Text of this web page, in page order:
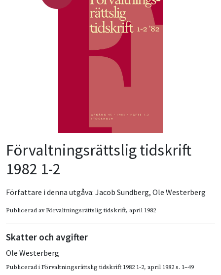
Förvaltningsrättslig tidskrift
1982 1-2
Författare i denna utgåva: Jacob Sundberg, Ole Westerberg
Publicerad avFörvaltningsrättslig tidskrift, april 1982
Skatter och avgifter
Ole Westerberg
Publicerad iFörvaltningsrättslig tidskrift 1982 1-2, april 1982s. 1–49